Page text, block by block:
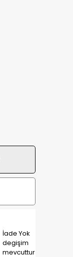
İade Yok
degişim
mevcuttur